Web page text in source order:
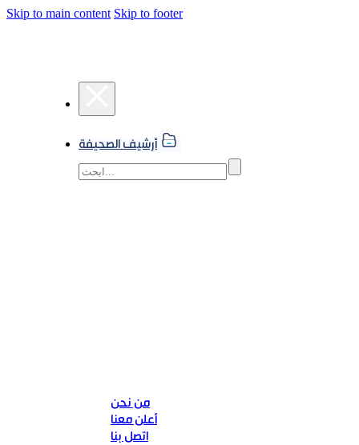
Skip to main content Skip to footer
أرشيف الصحيفة
من نحن
أعلن معنا
اتصل بنا